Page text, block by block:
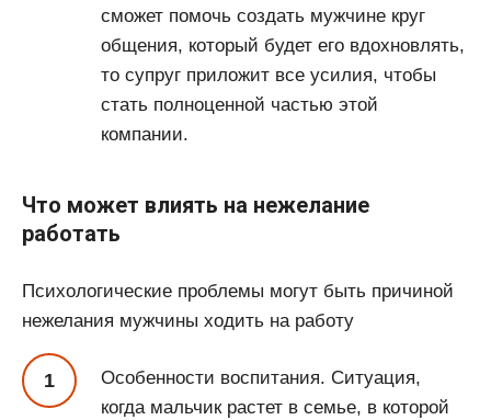
сможет помочь создать мужчине круг
общения, который будет его вдохновлять,
то супруг приложит все усилия, чтобы
стать полноценной частью этой
компании.
Что может влиять на нежелание
работать
Психологические проблемы могут быть причиной
нежелания мужчины ходить на работу
Особенности воспитания. Ситуация,
когда мальчик растет в семье, в которой